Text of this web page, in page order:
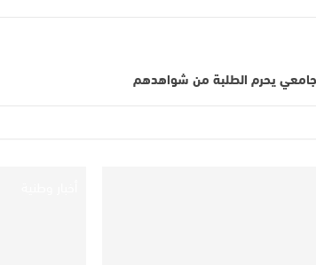
يحرم الطلبة من شواهدهم